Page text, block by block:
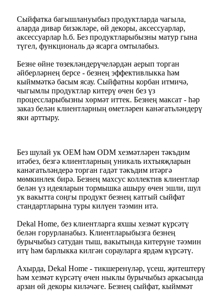
Сыйфатка багышлануыбыз продуктларда чагыла,
аларда дивар бизәкләре, өй декоры, аксессуарлар,
аксессуарлар һ.б. Без продуктларыбызны матур гына
түгел, функциональ дә ясарга омтылабыз.
Безне өйне төзекләндерүчеләрдән аерып торган
әйберләрнең берсе - безнең эффективлыкка һәм
кыйммәткә басым ясау. Сыйфатны корбан итмичә,
чыгымлы продуктлар китерү өчен без үз
процессларыбызны хөрмәт иттек. Безнең максат - һәр
заказ белән клиентларның өметләрен канәгатьләндерү
яки арттыру.
Без шулай ук ​​OEM һәм ODM хезмәтләрен тәкъдим
итәбез, безгә клиентларның уникаль ихтыяҗларын
канәгатьләндерә торган гадәт тәкъдим итәргә
мөмкинлек бирә. Безнең махсус коллектив клиентлар
белән үз идеяларын тормышка ашыру өчен эшли, шул
ук вакытта соңгы продукт безнең катгый сыйфат
стандартларына туры килүен тәэмин итә.
Dekal Home, без клиентларга яхшы хезмәт күрсәтү
белән горурланабыз. Клиентларыбызга безнең
бурычыбыз сатудан тыш, вакытында китерүне тәэмин
итү һәм барлыкка килгән сорауларга ярдәм күрсәтү.
Ахырда, Dekal Home - тикшеренүләр, үсеш, җитештерү
һәм хезмәт күрсәтү өчен ныклы бурычыбыз аркасында
арзан өй декоры киләчәге. Безнең сыйфат, кыйммәт